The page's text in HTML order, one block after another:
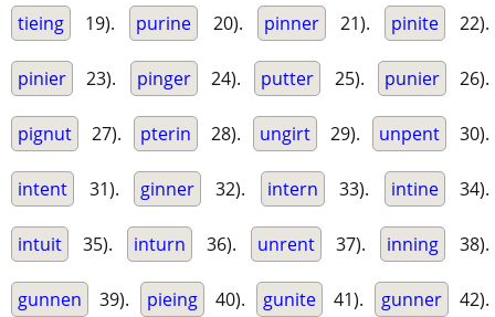
tieing 19). purine 20). pinner 21). pinite 22).
pinier 23). pinger 24). putter 25). punier 26).
pignut 27). pterin 28). ungirt 29). unpent 30).
intent 31). ginner 32). intern 33). intine 34).
intuit 35). inturn 36). unrent 37). inning 38).
gunnen 39). pieing 40). gunite 41). gunner 42).